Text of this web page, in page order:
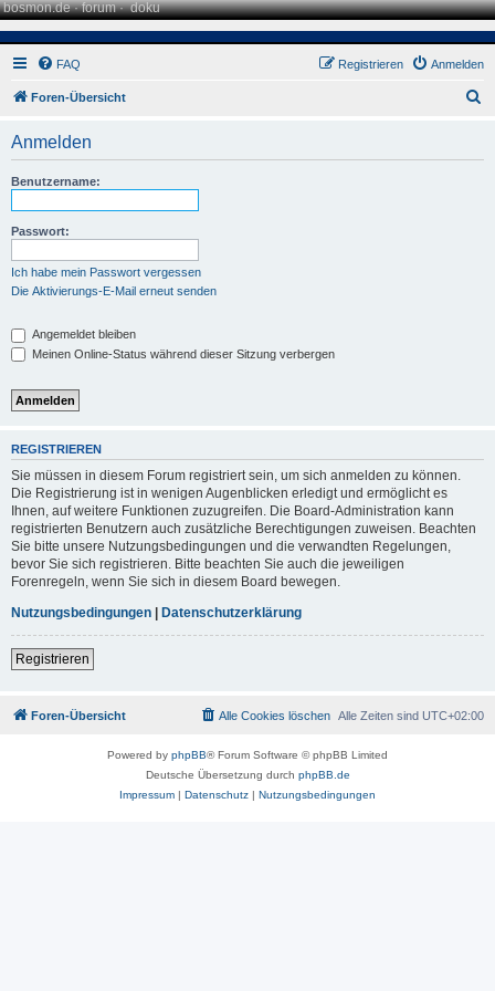
bosmon.de·forum·doku
FAQ Anmelden
Registrieren
Foren-Übersicht
Anmelden
Benutzername:
Passwort:
Ich habe mein Passwort vergessen
Die Aktivierungs-E-Mail erneut senden
Angemeldet bleiben
Meinen Online-Status während dieser Sitzung verbergen
REGISTRIEREN
Sie müssen in diesem Forum registriert sein, um sich anmelden zu können.
Die Registrierung ist in wenigen Augenblicken erledigt und ermöglicht es
Ihnen, auf weitere Funktionen zuzugreifen. Die Board-Administration kann
registrierten Benutzern auch zusätzliche Berechtigungen zuweisen. Beachten
Sie bitte unsere Nutzungsbedingungen und die verwandten Regelungen,
bevor Sie sich registrieren. Bitte beachten Sie auch die jeweiligen
Forenregeln, wenn Sie sich in diesem Board bewegen.
Nutzungsbedingungen | Datenschutzerklärung
Registrieren
Foren-Übersicht Alle Zeiten sind UTC+02:00
Alle Cookies löschen
Powered by phpBB® Forum Software © phpBB Limited
Deutsche Übersetzung durch phpBB.de
Impressum | Datenschutz | Nutzungsbedingungen